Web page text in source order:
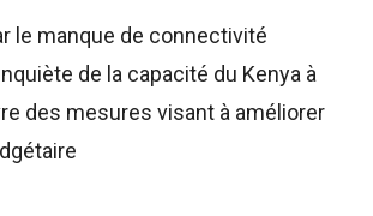
le manque de connectivité
de la capacité du Kenya à
des mesures visant à améliorer